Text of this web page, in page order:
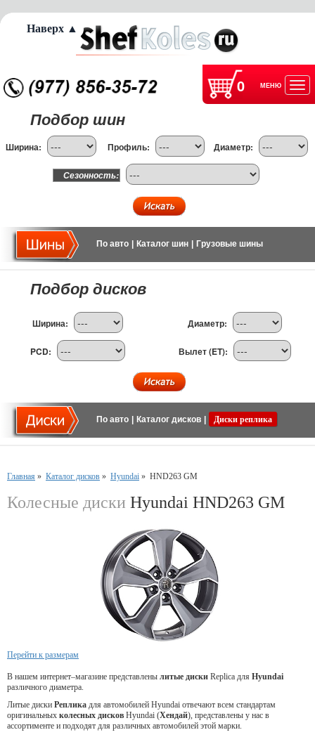
0 МЕНЮ
Подбор шин
Ширина: Профиль: Диаметр:
Сезонность:
По авто Каталог шин Грузовые шины
Подбор дисков
Ширина: Диаметр:
PCD: Вылет (ET):
По авто Каталог дисков Диски реплика
Главная » Каталог дисков » Hyundai » HND263 GM
Колесные диски Hyundai HND263 GM
Перейти к размерам
В нашем интернет–магазине представлены литые диски Replica для Hyundai
различного диаметра.
Литые диски Реплика для автомобилей Hyundai отвечают всем стандартам
оригинальных колесных дисков Hyundai (Хендай), представлены у нас в
ассортименте и подходят для различных автомобилей этой марки.
Наверх ▲